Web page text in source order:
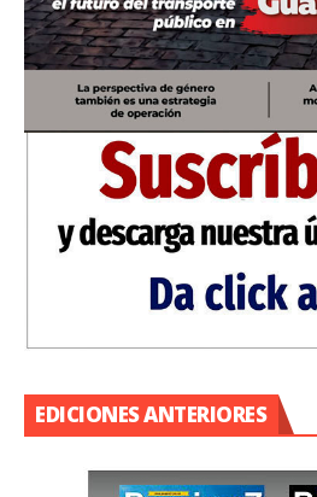
EDICIONES ANTERIORES